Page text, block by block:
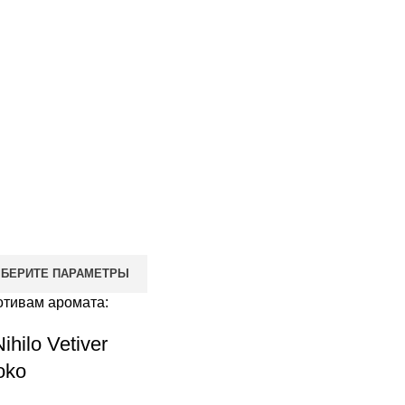
ПАРАМЕТРЫ
аромата:
Vetiver